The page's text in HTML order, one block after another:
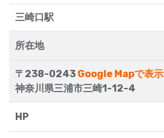
三崎口駅
所在地
〒238-0243 Google Mapで表示
神奈川県三浦市三崎1-12-4
HP